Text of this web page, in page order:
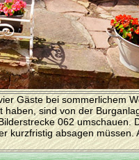
Gäste bei sommerlichem
sind von der
062 umschauen.
kurzfristig absagen müssen.